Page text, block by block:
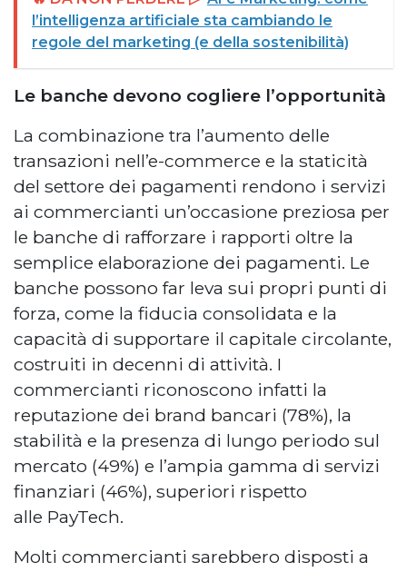
l’intelligenza artificiale sta cambiando le
regole del marketing (e della sostenibilità)
Le banche devono cogliere l’opportunità
La combinazione tra l’aumento delle
transazioni nell’e-commerce e la staticità
del settore dei pagamenti rendono i servizi
ai commercianti un’occasione preziosa per
le banche di rafforzare i rapporti oltre la
semplice elaborazione dei pagamenti. Le
banche possono far leva sui propri punti di
forza, come la fiducia consolidata e la
capacità di supportare il capitale circolante,
costruiti in decenni di attività. I
commercianti riconoscono infatti la
reputazione dei brand bancari (78%), la
stabilità e la presenza di lungo periodo sul
mercato (49%) e l’ampia gamma di servizi
finanziari (46%), superiori rispetto
alle PayTech.
Molti commercianti sarebbero disposti a